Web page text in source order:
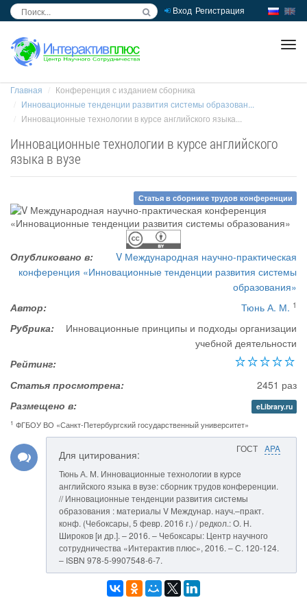
Вход Регистрация
Главная
Конференция с изданием сборника
Инновационные тенденции развития системы образован...
Инновационные технологии в курсе английского языка...
Инновационные технологии в курсе английского
языка в вузе
Статья в сборнике трудов конференции
Опубликовано в:
V Международная научно-практическая
конференция «Инновационные тенденции развития системы
образования»
Автор:
Тюнь А. М. 1
Рубрика:
Инновационные принципы и подходы организации
учебной деятельности
Рейтинг:
Статья просмотрена:
2451 раз
Размещено в:
eLibrary.ru
1 ФГБОУ ВО «Санкт-Петербургский государственный университет»
ГОСТ APA
Для цитирования:
Тюнь А. М. Инновационные технологии в курсе
английского языка в вузе: сборник трудов конференции.
// Инновационные тенденции развития системы
образования : материалы V Междунар. науч.–практ.
конф. (Чебоксары, 5 февр. 2016 г.) / редкол.: О. Н.
Широков [и др.]. – 2016. – Чебоксары: Центр научного
сотрудничества «Интерактив плюс», 2016. – С. 120-124.
– ISBN 978-5-9907548-6-7.